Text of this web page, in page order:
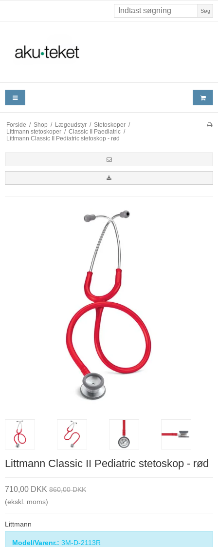
Søg
Forside / Shop / Lægeudstyr / Stetoskoper /
Littmann stetoskoper / Classic II Paediatric /
Littmann Classic II Pediatric stetoskop - rød
Littmann Classic II Pediatric stetoskop - rød
710,00 DKK 860,00 DKK
(ekskl. moms)
Littmann
Model/Varenr.: 3M-D-2113R